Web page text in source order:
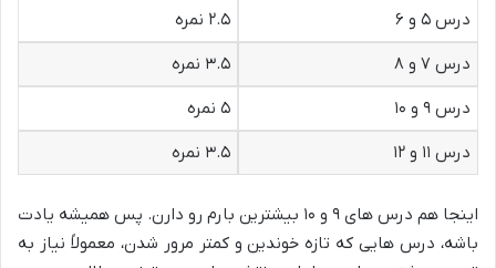
درس ۵ و ۶
۲.۵ نمره
درس ۷ و ۸
۳.۵ نمره
درس ۹ و ۱۰
۵ نمره
درس ۱۱ و ۱۲
۳.۵ نمره
اینجا هم درس های ۹ و ۱۰ بیشترین بارم رو دارن. پس همیشه یادت
باشه، درس هایی که تازه خوندین و کمتر مرور شدن، معمولاً نیاز به